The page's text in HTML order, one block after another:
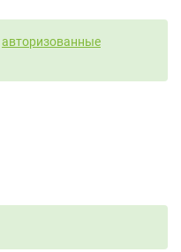
авторизованные